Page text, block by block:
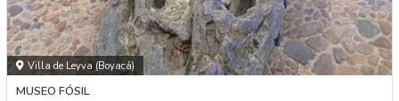
Villa de Leyva (Boyacá)
MUSEO FÓSIL